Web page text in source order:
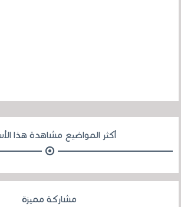
أكثر المواضيع مشاهدة هذا
مشاركة مميزة